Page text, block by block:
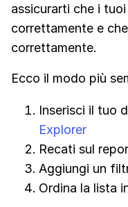
assicurarti che i
correttamente e
correttamente.
Ecco il modo più
Inserisci il tuo
Explorer
Recati sul
Aggiungi un
Ordina la lista